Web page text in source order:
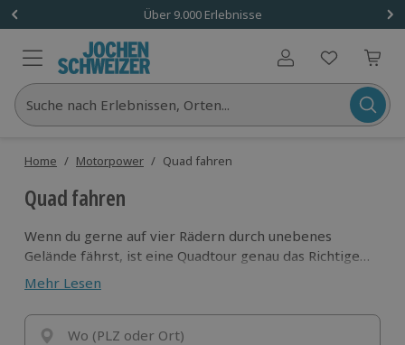
Über 9.000 Erlebnisse
Benutzerkonto
Suche nach Erlebnissen, Orten...
Home / Motorpower / Quad fahren
Quad fahren
Wenn du gerne auf vier Rädern durch unebenes
Gelände fährst, ist eine Quadtour genau das Richtige
für dich! Die wendigen Fahrzeuge meistern fast jedes
Terrain und lassen dich mit Highspeed durchs
Gelände jagen oder entspannt über Straßen cruisen.
Im Onlineshop von Jochen Schweizer kannst du ganz
Mehr Lesen
Wo (PLZ oder Ort)